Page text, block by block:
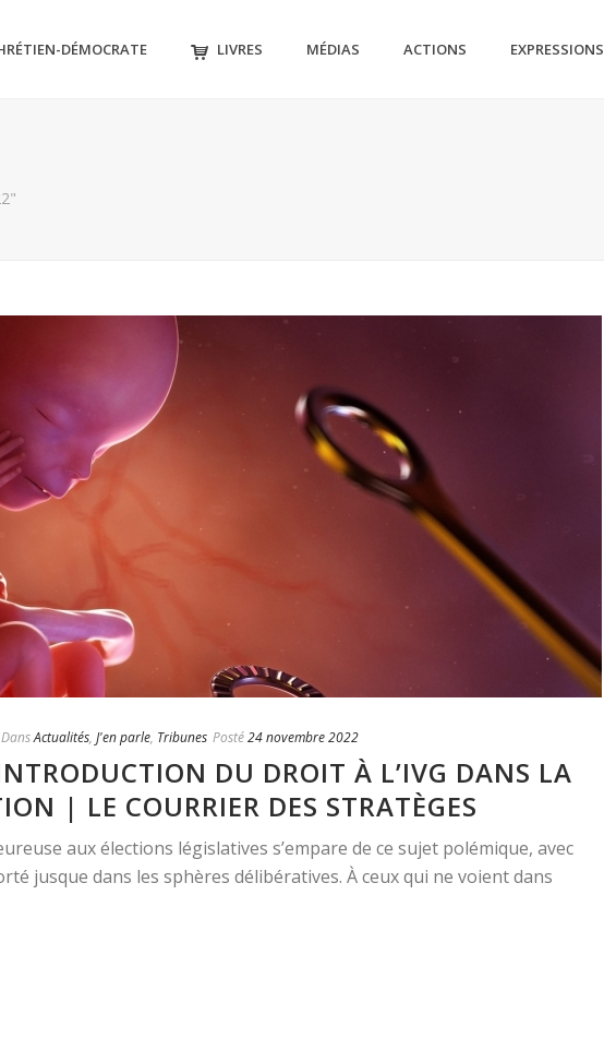
EXPRESSIONS
ACTIONS
MÉDIAS
LIVRES
DÉMOCRATE
DansActualités, J'en parle, Tribunes Posté24 novembre 2022
DU DROIT À L’IVG DANS LA
| LE COURRIER DES STRATÈGES
aux élections législatives s’empare de ce sujet polémique, avec
jusque dans les sphères délibératives. À ceux qui ne voient dans